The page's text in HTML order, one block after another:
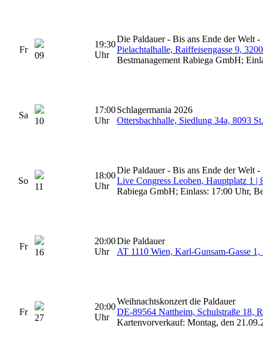
Fr
09
19:30
Uhr
Die Paldauer - Bis ans Ende der Welt -
Pielachtalhalle, Raiffeisengasse 9,
Bestmanagement Rabiega GmbH;
Sa
10
17:00
Uhr
Schlagermania 2026
Ottersbachhalle, Siedlung 34a, 8093
So
11
18:00
Uhr
Die Paldauer - Bis ans Ende der Welt -
Live Congress Leoben, Hauptplatz 1
Rabiega GmbH; Einlass: 17:00 Uhr,
Fr
16
20:00
Uhr
Die Paldauer
AT 1110 Wien, Karl-Gunsam-Gasse
Fr
27
20:00
Uhr
Weihnachtskonzert die Paldauer
DE-89564 Nattheim, Schulstraße 18,
Kartenvorverkauf: Montag, den